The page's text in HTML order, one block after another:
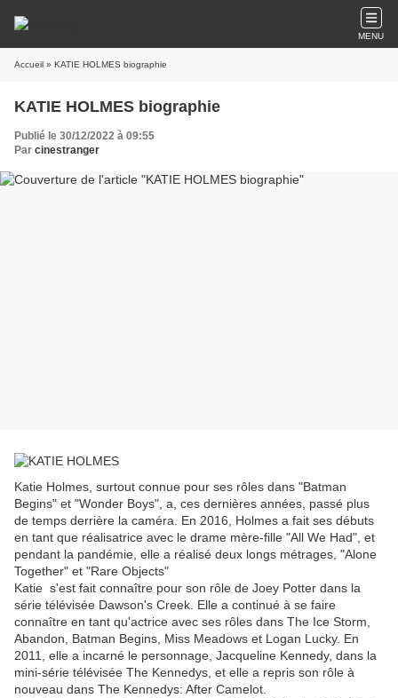
MENU
Accueil » KATIE HOLMES biographie
KATIE HOLMES biographie
Publié le 30/12/2022 à 09:55
Par cinestranger
Katie Holmes, surtout connue pour ses rôles dans "Batman
Begins" et "Wonder Boys", a, ces dernières années, passé plus
de temps derrière la caméra. En 2016, Holmes a fait ses débuts
en tant que réalisatrice avec le drame mère-fille "All We Had", et
pendant la pandémie, elle a réalisé deux longs métrages, "Alone
Together" et "Rare Objects"
Katie s'est fait connaître pour son rôle de Joey Potter dans la
série télévisée Dawson's Creek. Elle a continué à se faire
connaître en tant qu'actrice avec ses rôles dans The Ice Storm,
Abandon, Batman Begins, Miss Meadows et Logan Lucky. En
2011, elle a incarné le personnage, Jacqueline Kennedy, dans la
mini-série télévisée The Kennedys, et elle a repris son rôle à
nouveau dans The Kennedys: After Camelot.